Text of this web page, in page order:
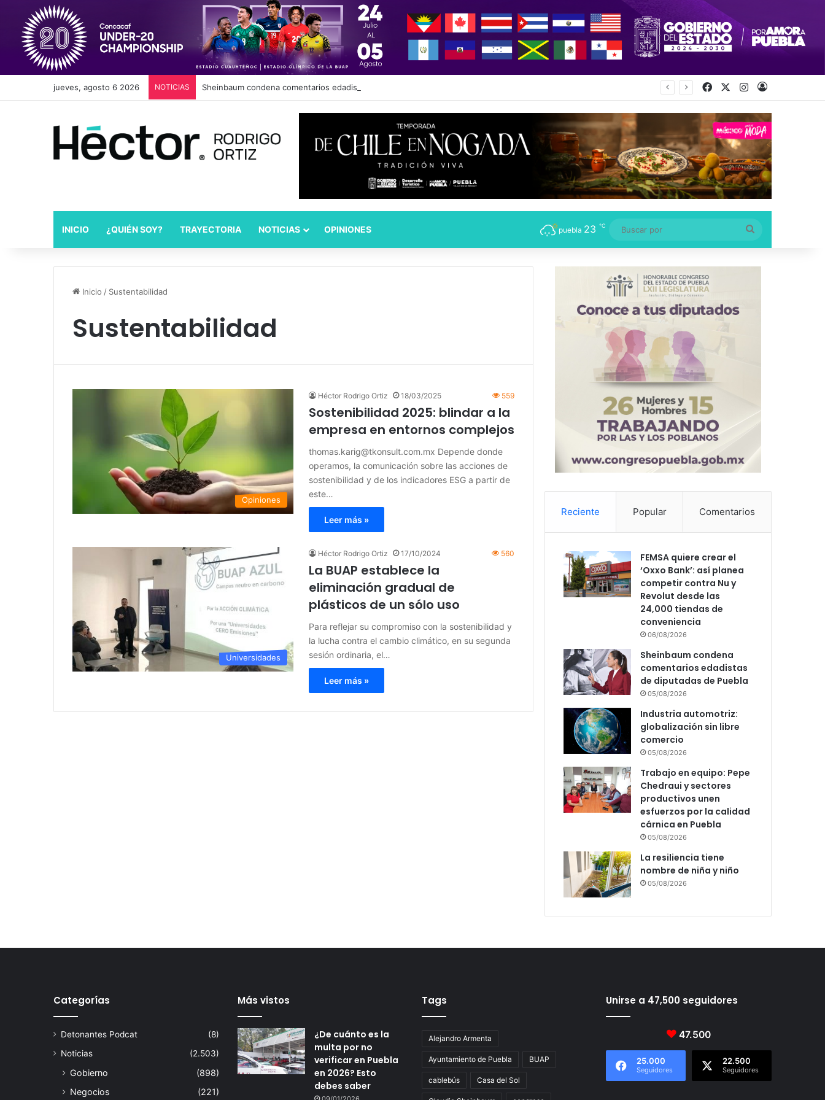
jueves, agosto 6 2026 NOTICIAS Sheinbaum condena comentarios edadistas de diputadas de Puebla FacebookInstagram
INICIO ¿QUIÉN SOY? TRAYECTORIA NOTICIAS OPINIONES puebla 23 ℃
por
Inicio / Sustentabilidad
Sustentabilidad
Opiniones
Héctor Rodrigo Ortiz 18/03/2025 559
Sostenibilidad 2025: blindar a la
empresa en entornos complejos
thomas.karig@tkonsult.com.mx Depende donde
operamos, la comunicación sobre las acciones de
sostenibilidad y de los indicadores ESG a partir de
este…
Leer más »
Universidades
Héctor Rodrigo Ortiz 17/10/2024 560
La BUAP establece la
eliminación gradual de
plásticos de un sólo uso
Para reflejar su compromiso con la sostenibilidad y
la lucha contra el cambio climático, en su segunda
sesión ordinaria, el…
Leer más »
Reciente Popular Comentarios
FEMSA quiere crear el
‘Oxxo Bank’: así planea
competir contra Nu y
Revolut desde las
24,000 tiendas de
conveniencia
06/08/2026
Sheinbaum condena
comentarios edadistas
de diputadas de Puebla
05/08/2026
Industria automotriz:
globalización sin libre
comercio
05/08/2026
Trabajo en equipo: Pepe
Chedraui y sectores
productivos unen
esfuerzos por la calidad
cárnica en Puebla
05/08/2026
La resiliencia tiene
nombre de niña y niño
05/08/2026
Categorías
Detonantes Podcat
(8)
Noticias
(2.503)
Gobierno
(898)
Negocios
(221)
Más vistos
¿De cuánto es la
multa por no
verificar en Puebla
en 2026? Esto
debes saber
Tags
Alejandro Armenta
Ayuntamiento de Puebla BUAP
cablebús Casa del Sol
Unirse a 47,500 seguidores
47.500
25.000
Seguidores
22.500
Seguidores